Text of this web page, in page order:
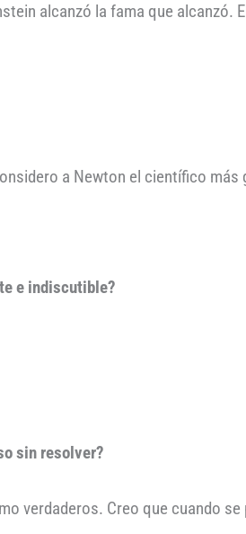
alcanzó la fama que
a Newton el científico
e indiscutible?
sin resolver?
verdaderos. Creo que cuando